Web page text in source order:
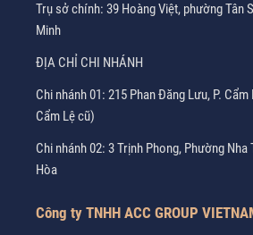
Trụ sở chính: 39 Hoàng Việt, phường Tân
Minh
ĐỊA CHỈ CHI NHÁNH
Chi nhánh 01: 215 Phan Đăng Lưu, P. Cẩm
Cẩm Lệ cũ)
Chi nhánh 02: 3 Trịnh Phong, Phường Nha
Hòa
Công ty TNHH ACC GROUP